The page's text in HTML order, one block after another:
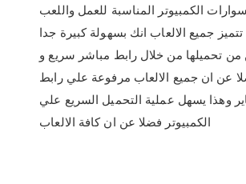
الكمبيوتر المناسبة للعمل واللعب
جميع الالعاب انك بسهولة كبيرة جدا
تحميلها من خلال رابط مباشر سريع و
عن ان جميع الالعاب مرفوعة علي رابط
وهذا يسهل عملية التحميل السريع علي
الكمبيوتر فضلا عن ان كافة الالعاب